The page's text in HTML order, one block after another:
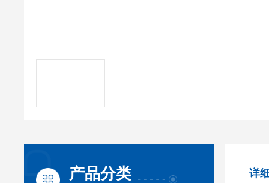
产品分类 详